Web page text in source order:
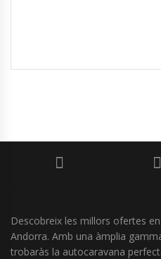
Descobreix les millors ofertes
Andorra. Amb una àmplia
trobaràs la autocaravana